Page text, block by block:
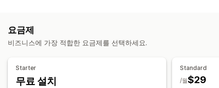
배송 관리
중량 기반
사용자 지정 규칙
요금제
비즈니스에 가장 적합한 요금제를 선택하세요.
Starter
무료 설치
Standard
$29
/월